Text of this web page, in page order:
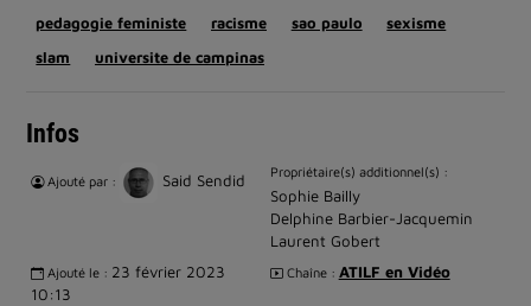
pedagogie feministe
racisme sao paulo
sexisme
slam
universite de campinas
Infos
Ajouté par : Said Sendid Propriétaire(s) additionnel(s) :
Sophie Bailly
Delphine Barbier-Jacquemin
Laurent Gobert
Ajouté le : 23 février 2023
10:13
Chaîne : ATILF en Vidéo